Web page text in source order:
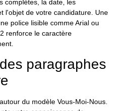
complètes, la date, les
l'objet de votre candidature. Une
police lisible comme Arial ou
renforce le caractère
paragraphes
du modèle Vous-Moi-Nous.